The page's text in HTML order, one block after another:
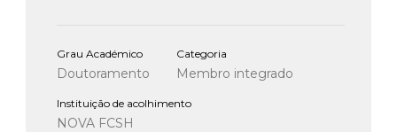
Grau Académico
Doutoramento
Categoria
Membro integrado
Instituição de acolhimento
NOVA FCSH